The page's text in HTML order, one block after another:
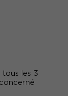
tous les 3